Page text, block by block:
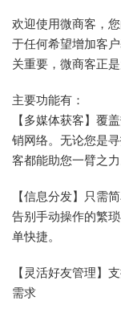
欢迎使用微商客，
于任何希望增加客
关重要，微商客正
主要功能有：
【多媒体获客】覆
销网络。无论您是
客都能助您一臂之力
【信息分发】只需
告别手动操作的繁
单快捷。
【灵活好友管理】
需求